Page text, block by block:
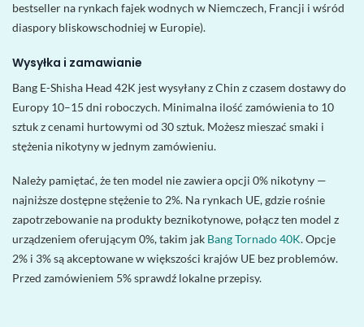
bestseller na rynkach fajek wodnych w Niemczech, Francji i wśród
diaspory bliskowschodniej w Europie).
Wysyłka i zamawianie
Bang E-Shisha Head 42K jest wysyłany z Chin z czasem dostawy do
Europy 10–15 dni roboczych. Minimalna ilość zamówienia to 10
sztuk z cenami hurtowymi od 30 sztuk. Możesz mieszać smaki i
stężenia nikotyny w jednym zamówieniu.
Należy pamiętać, że ten model nie zawiera opcji 0% nikotyny —
najniższe dostępne stężenie to 2%. Na rynkach UE, gdzie rośnie
zapotrzebowanie na produkty beznikotynowe, połącz ten model z
urządzeniem oferującym 0%, takim jak Bang Tornado 40K. Opcje
2% i 3% są akceptowane w większości krajów UE bez problemów.
Przed zamówieniem 5% sprawdź lokalne przepisy.